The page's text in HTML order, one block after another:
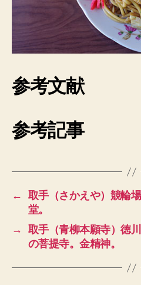
参考文献
参考記事
←
取手（さかえや）競輪
堂。
→
取手（青柳本願寺）徳
の菩提寺。金精神。